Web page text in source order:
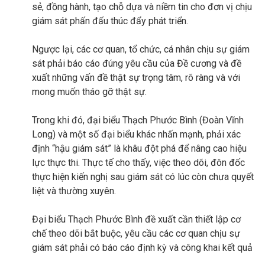
sẻ, đồng hành, tạo chỗ dựa và niềm tin cho đơn vị chịu
giám sát phấn đấu thúc đẩy phát triển.
Ngược lại, các cơ quan, tổ chức, cá nhân chịu sự giám
sát phải báo cáo đúng yêu cầu của Đề cương và đề
xuất những vấn đề thật sự trọng tâm, rõ ràng và với
mong muốn tháo gỡ thật sự.
Trong khi đó, đại biểu Thạch Phước Bình (Đoàn Vĩnh
Long) và một số đại biểu khác nhấn mạnh, phải xác
định “hậu giám sát” là khâu đột phá để nâng cao hiệu
lực thực thi. Thực tế cho thấy, việc theo dõi, đôn đốc
thực hiện kiến nghị sau giám sát có lúc còn chưa quyết
liệt và thường xuyên.
Đại biểu Thạch Phước Bình đề xuất cần thiết lập cơ
chế theo dõi bắt buộc, yêu cầu các cơ quan chịu sự
giám sát phải có báo cáo định kỳ và công khai kết quả